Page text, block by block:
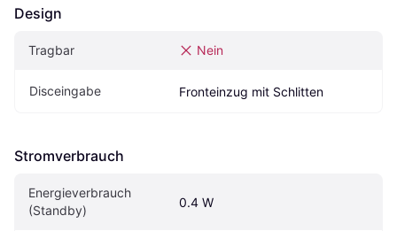
Design
Tragbar Nein
Disceingabe Fronteinzug mit Schlitten
Stromverbrauch
Energieverbrauch
(Standby)
0.4 W